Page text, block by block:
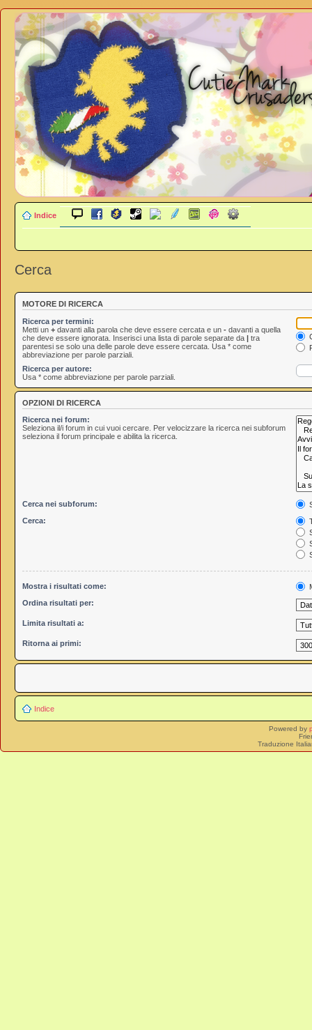
Indice
Cerca
MOTORE DI RICERCA
Ricerca per termini:
Metti un + davanti alla parola che deve essere cercata e un - davanti a quella
che deve essere ignorata. Inserisci una lista di parole separate da | tra
parentesi se solo una delle parole deve essere cercata. Usa * come
abbreviazione per parole parziali.
Ricerca per autore:
Usa * come abbreviazione per parole parziali.
OPZIONI DI RICERCA
Ricerca nei forum:
Seleziona il/i forum in cui vuoi cercare. Per velocizzare la ricerca nei subforum
seleziona il forum principale e abilita la ricerca.
Cerca nei subforum:
Cerca:
Mostra i risultati come:
Ordina risultati per:
Limita risultati a:
Ritorna ai primi:
Indice
Powered by
Traduzione